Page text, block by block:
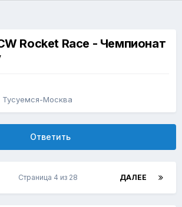
Rocket Race - Чемпионат
Тусуемся-Москва
Ответить
ДАЛЕЕ
Страница 4 из 28